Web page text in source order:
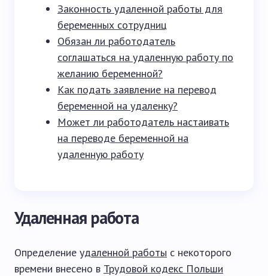
Законность удаленной работы для
беременных сотрудниц
Обязан ли работодатель
соглашаться на удаленную работу по
желанию беременной?
Как подать заявление на перевод
беременной на удаленку?
Может ли работодатель настаивать
на переводе беременной на
удаленную работу
Удаленная работа
Определение удаленной работы с некоторого
времени внесено в Трудовой кодекс Польши